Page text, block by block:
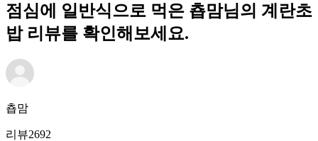
점심에 일반식으로 먹은 춉맘님의 계란초
밥 리뷰를 확인해보세요.
춉맘
리뷰2692